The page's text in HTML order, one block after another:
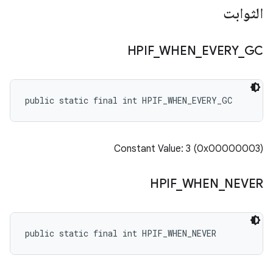
الثوابت
HPIF_WHEN EVERY_ GC
public static final int HPIF_WHEN_EVERY_GC
Constant Value: 3 (0x00000003)
HPIF_ WHEN NEVER
public static final int HPIF_WHEN_NEVER